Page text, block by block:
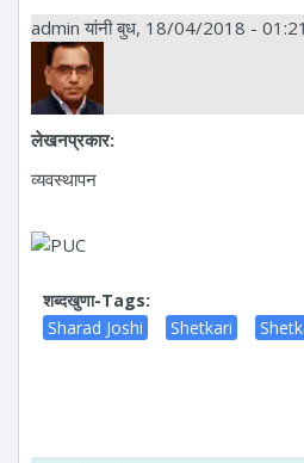
admin यांनी बुध, 18/04/2018 - 01:21
लेखनप्रकार:
व्यवस्थापन
शब्दखुणा-Tags:
Sharad Joshi
Shetkari